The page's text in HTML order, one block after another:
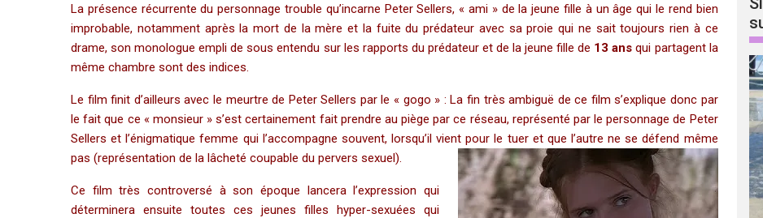
La présence récurrente du personnage trouble qu’incarne Peter Sellers, « ami » de la jeune fille à un âge qui le rend bien
improbable, notamment après la mort de la mère et la fuite du prédateur avec sa proie qui ne sait toujours rien à ce
drame, son monologue empli de sous entendu sur les rapports du prédateur et de la jeune fille de 13 ans qui partagent la
même chambre sont des indices.
Le film finit d’ailleurs avec le meurtre de Peter Sellers par le « gogo » : La fin très ambiguë de ce film s’explique donc par
le fait que ce « monsieur » s’est certainement fait prendre au piège par ce réseau, représenté par le personnage de Peter
Sellers et l’énigmatique femme qui l’accompagne souvent, lorsqu’il vient pour le tuer et que l’autre ne se défend même
pas (représentation de la lâcheté coupable du pervers sexuel).
Ce film très controversé à son époque lancera l’expression qui
déterminera ensuite toutes ces jeunes filles hyper-sexuées qui